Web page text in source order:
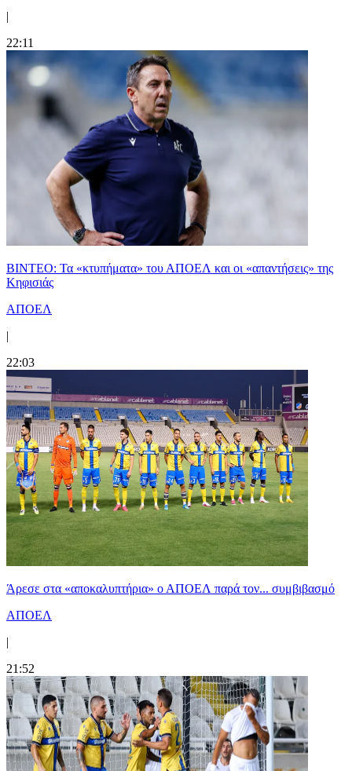
|
22:11
ΒΙΝΤΕΟ: Τα «κτυπήματα» του ΑΠΟΕΛ και οι «απαντήσεις» της
Κηφισιάς
ΑΠΟΕΛ
|
22:03
Άρεσε στα «αποκαλυπτήρια» ο ΑΠΟΕΛ παρά τον... συμβιβασμό
ΑΠΟΕΛ
|
21:52